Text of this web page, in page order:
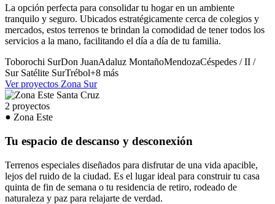
La opción perfecta para consolidar tu hogar en un ambiente
tranquilo y seguro. Ubicados estratégicamente cerca de colegios y
mercados, estos terrenos te brindan la comodidad de tener todos los
servicios a la mano, facilitando el día a día de tu familia.
Toborochi SurDon JuanAdaluz MontañoMendozaCéspedes / II /
Sur Satélite SurTrébol+8 más
Ver proyectos Zona Sur
2 proyectos
Zona Este
Tu espacio de descanso y desconexión
Terrenos especiales diseñados para disfrutar de una vida apacible,
lejos del ruido de la ciudad. Es el lugar ideal para construir tu casa
quinta de fin de semana o tu residencia de retiro, rodeado de
naturaleza y paz para relajarte de verdad.